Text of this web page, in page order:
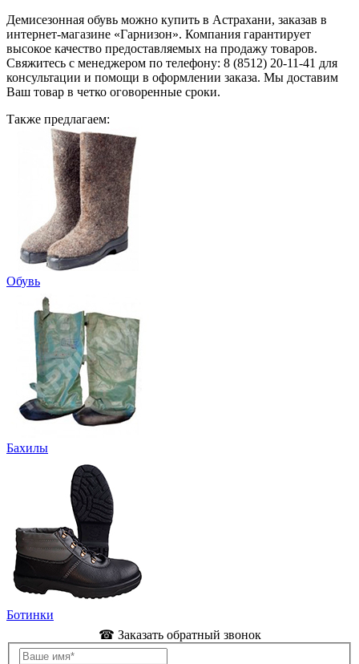
Демисезонная обувь можно купить в Астрахани, заказав в
интернет-магазине «Гарнизон». Компания гарантирует
высокое качество предоставляемых на продажу товаров.
Свяжитесь с менеджером по телефону: 8 (8512) 20-11-41 для
консультации и помощи в оформлении заказа. Мы доставим
Ваш товар в четко оговоренные сроки.
Также предлагаем:
Обувь
Бахилы
Ботинки
☎ Заказать обратный звонок